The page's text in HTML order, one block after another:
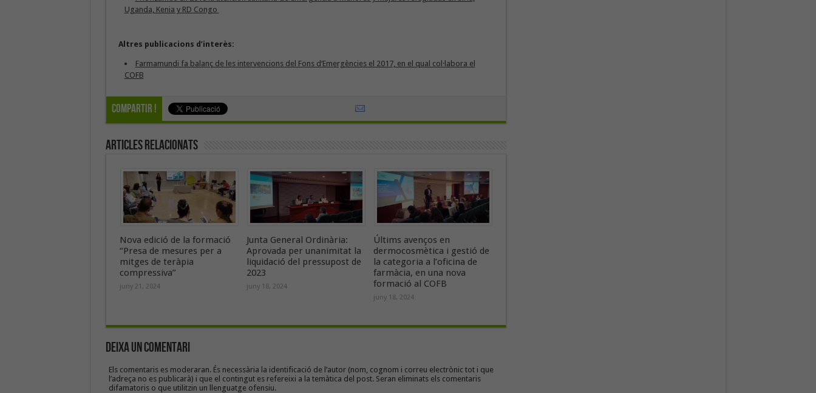
Uganda, Kenia y RD Congo
Altres publicacions d’interès:
Farmamundi fa balanç de les intervencions del Fons d’Emergències el 2017, en el qual col·labora el
COFB
Compartir !
Articles Relacionats
Nova edició de la formació
“Presa de mesures per a
mitges de teràpia
compressiva”
juny 21, 2024
Junta General Ordinària:
Aprovada per unanimitat la
liquidació del pressupost de
2023
juny 18, 2024
Últims avenços en
dermocosmètica i gestió de
la categoria a l’oficina de
farmàcia, en una nova
formació al COFB
juny 18, 2024
Deixa un Comentari
Els comentaris es moderaran. És necessària la identificació de l’autor (nom, cognom i correu electrònic tot i que
l’adreça no es publicarà) i que el contingut es refereixi a la temàtica del post. Seran eliminats els comentaris
difamatoris o que utilitzin un llenguatge ofensiu.